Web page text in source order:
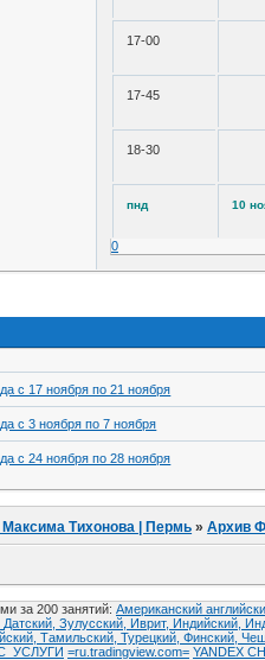
17-00
17-45
18-30
пнд 10
0
с 17 ноября по 21 ноября
с 3 ноября по 7 ноября
с 24 ноября по 28 ноября
Тихонова | Пермь »Архив
за 200 занятий: Американский
Датский, Зулусский, Иврит, Индийский,
Тамильский, Турецкий, Финский,
=ru.tradingview.com= YANDEX